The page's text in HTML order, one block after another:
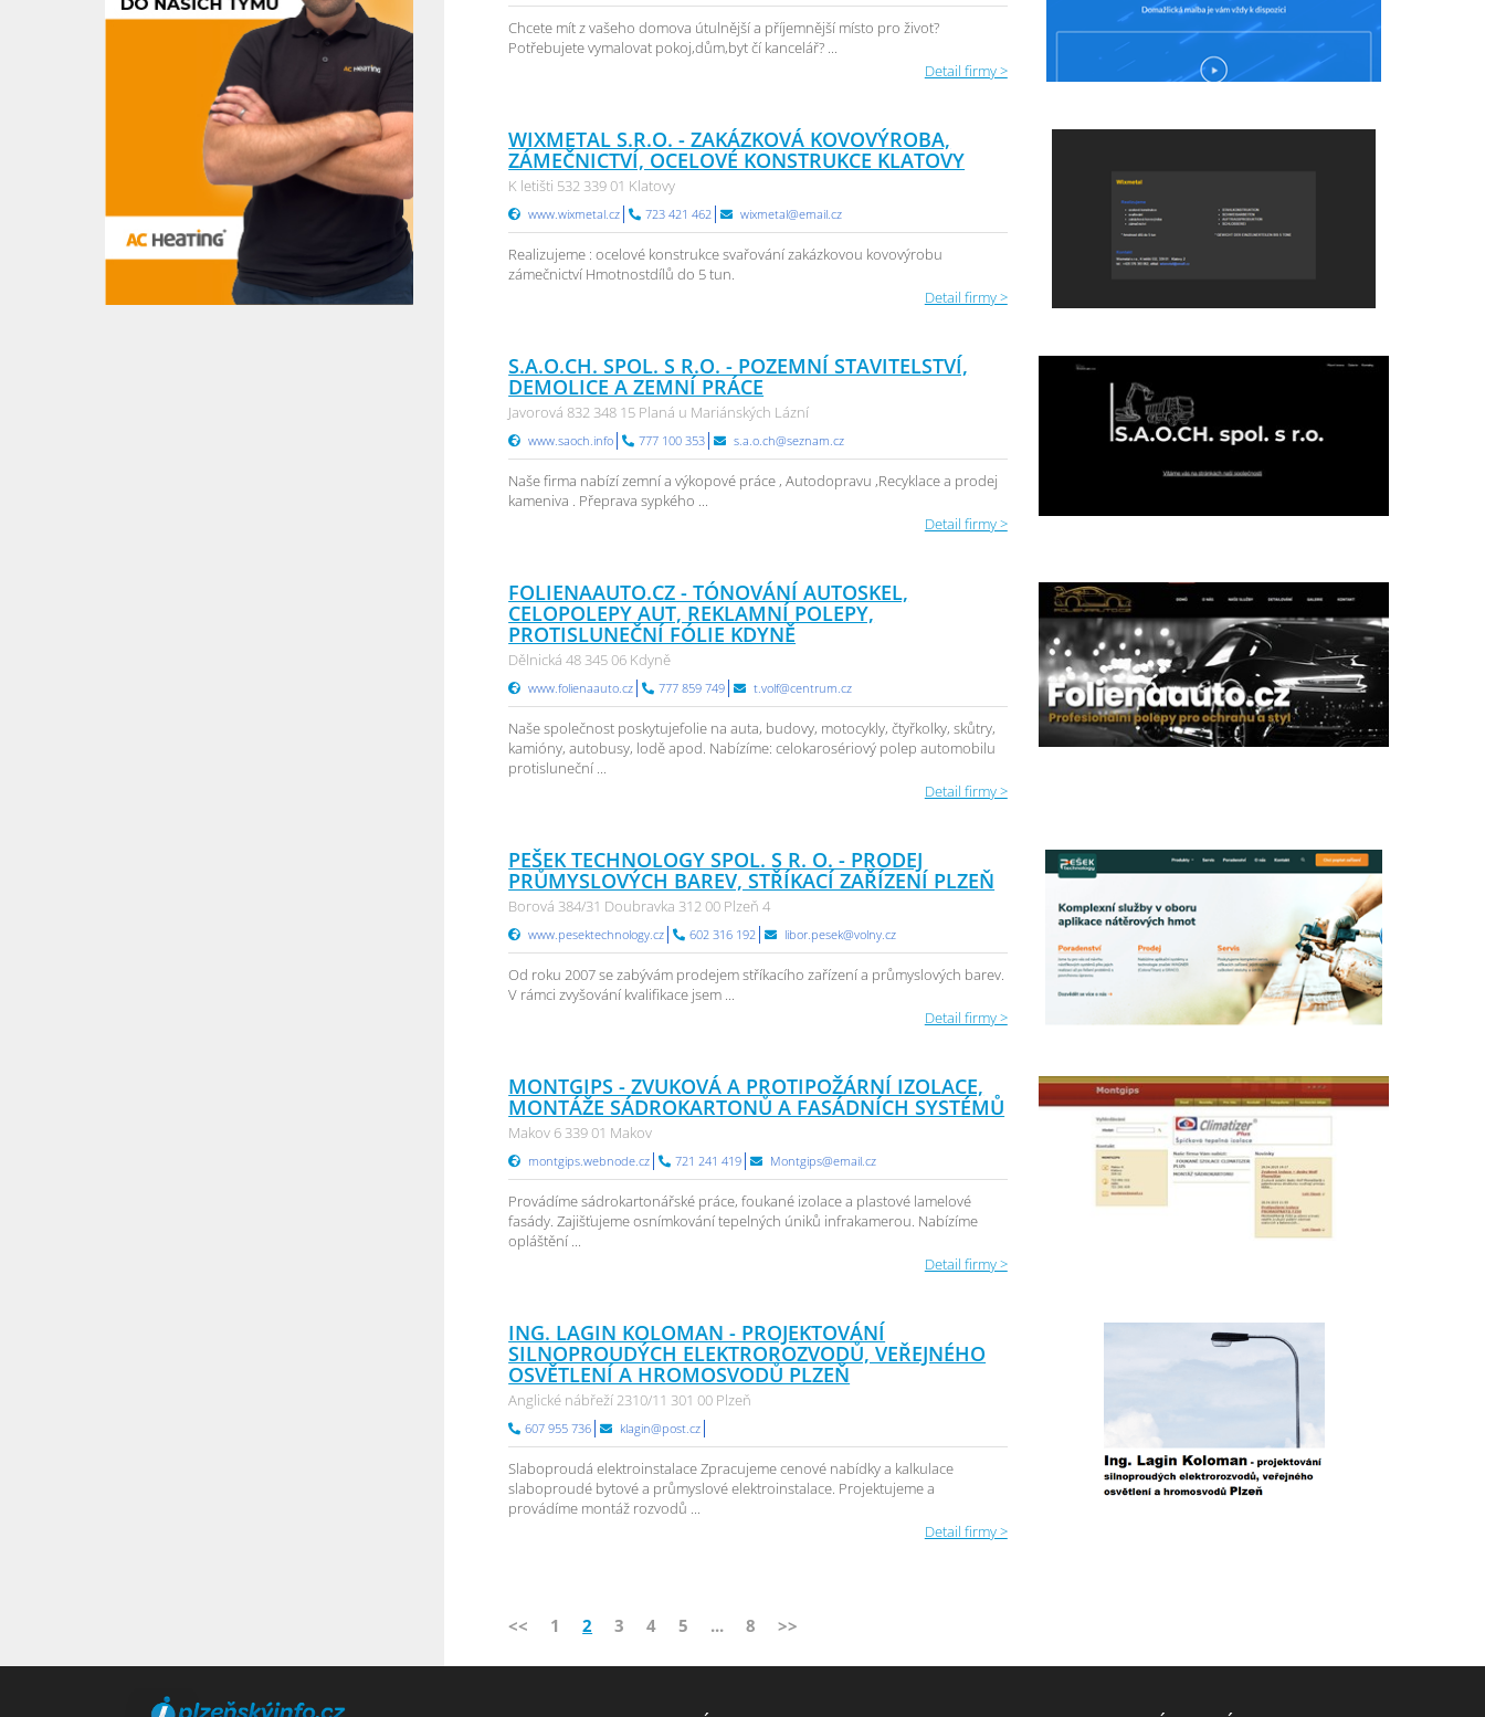
Chcete mít z vašeho domova útulnější a příjemnější místo pro život?
Potřebujete vymalovat pokoj,dům,byt čí kancelář? ...
Detail firmy >
WIXMETAL S.R.O. - ZAKÁZKOVÁ KOVOVÝROBA,
ZÁMEČNICTVÍ, OCELOVÉ KONSTRUKCE KLATOVY
K letišti 532 339 01 Klatovy
www.wixmetal.cz 723 421 462 wixmetal@email.cz
Realizujeme : ocelové konstrukce svařování zakázkovou kovovýrobu
zámečnictví Hmotnostdílů do 5 tun.
Detail firmy >
S.A.O.CH. SPOL. S R.O. - POZEMNÍ STAVITELSTVÍ,
DEMOLICE A ZEMNÍ PRÁCE
Javorová 832 348 15 Planá u Mariánských Lázní
www.saoch.info 777 100 353 s.a.o.ch@seznam.cz
Naše firma nabízí zemní a výkopové práce , Autodopravu ,Recyklace a prodej
kameniva . Přeprava sypkého ...
Detail firmy >
FOLIENAAUTO.CZ - TÓNOVÁNÍ AUTOSKEL,
CELOPOLEPY AUT, REKLAMNÍ POLEPY,
PROTISLUNEČNÍ FÓLIE KDYNĚ
Dělnická 48 345 06 Kdyně
www.folienaauto.cz 777 859 749 t.volf@centrum.cz
Naše společnost poskytujefolie na auta, budovy, motocykly, čtyřkolky, skůtry,
kamióny, autobusy, lodě apod. Nabízíme: celokarosériový polep automobilu
protisluneční ...
Detail firmy >
PEŠEK TECHNOLOGY SPOL. S R. O. - PRODEJ
PRŮMYSLOVÝCH BAREV, STŘÍKACÍ ZAŘÍZENÍ PLZEŇ
Borová 384/31 Doubravka 312 00 Plzeň 4
www.pesektechnology.cz 602 316 192 libor.pesek@volny.cz
Od roku 2007 se zabývám prodejem stříkacího zařízení a průmyslových barev.
V rámci zvyšování kvalifikace jsem ...
Detail firmy >
MONTGIPS - ZVUKOVÁ A PROTIPOŽÁRNÍ IZOLACE,
MONTÁŽE SÁDROKARTONŮ A FASÁDNÍCH SYSTÉMŮ
Makov 6 339 01 Makov
montgips.webnode.cz 721 241 419 Montgips@email.cz
Provádíme sádrokartonářské práce, foukané izolace a plastové lamelové
fasády. Zajišťujeme osnímkování tepelných úniků infrakamerou. Nabízíme
opláštění ...
Detail firmy >
ING. LAGIN KOLOMAN - PROJEKTOVÁNÍ
SILNOPROUDÝCH ELEKTROROZVODŮ, VEŘEJNÉHO
OSVĚTLENÍ A HROMOSVODŮ PLZEŇ
Anglické nábřeží 2310/11 301 00 Plzeň
607 955 736 klagin@post.cz
Slaboproudá elektroinstalace Zpracujeme cenové nabídky a kalkulace
slaboproudé bytové a průmyslové elektroinstalace. Projektujeme a
provádíme montáž rozvodů ...
Detail firmy >
<< 1 2 3 4 5 ... 8 >>